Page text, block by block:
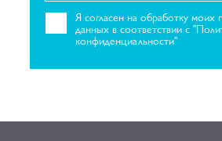
Я согласен на обработку моих
данных в соответствии с
конфиденциальности"